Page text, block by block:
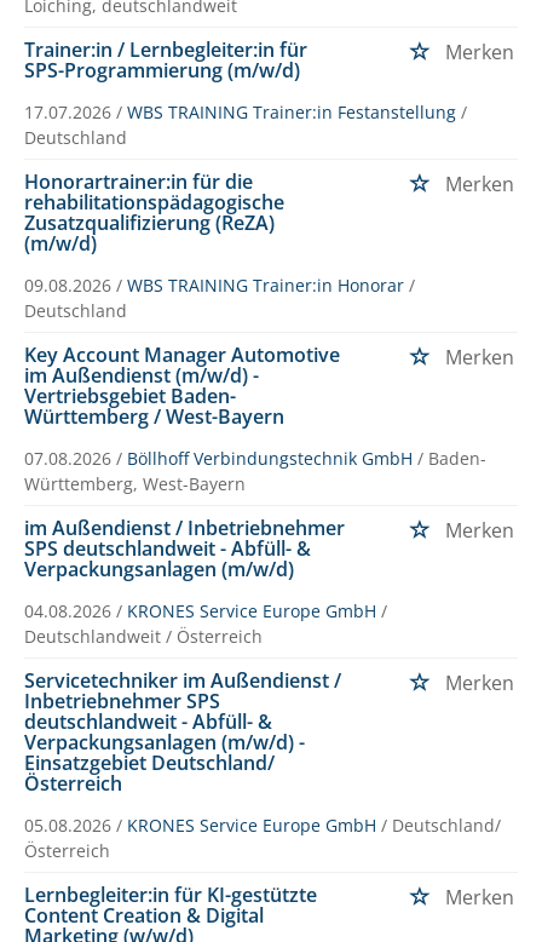
Loiching, deutschlandweit
Trainer:in / Lernbegleiter:in für
SPS-Programmierung (m/w/d)
Merken
17.07.2026 / WBS TRAINING Trainer:in Festanstellung /
Deutschland
Honorartrainer:in für die
rehabilitationspädagogische
Zusatzqualifizierung (ReZA)
(m/w/d)
Merken
09.08.2026 / WBS TRAINING Trainer:in Honorar /
Deutschland
Key Account Manager Automotive
im Außendienst (m/w/d) -
Vertriebsgebiet Baden-
Württemberg / West-Bayern
Merken
07.08.2026 / Böllhoff Verbindungstechnik GmbH / Baden-
Württemberg, West-Bayern
im Außendienst / Inbetriebnehmer
SPS deutschlandweit - Abfüll- &
Verpackungsanlagen (m/w/d)
Merken
04.08.2026 / KRONES Service Europe GmbH /
Deutschlandweit / Österreich
Servicetechniker im Außendienst /
Inbetriebnehmer SPS
deutschlandweit - Abfüll- &
Verpackungsanlagen (m/w/d) -
Einsatzgebiet Deutschland/
Österreich
Merken
05.08.2026 / KRONES Service Europe GmbH / Deutschland/
Österreich
Lernbegleiter:in für KI-gestützte
Content Creation & Digital
Marketing (w/w/d)
Merken